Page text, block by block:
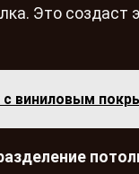
Это создаст
с виниловым